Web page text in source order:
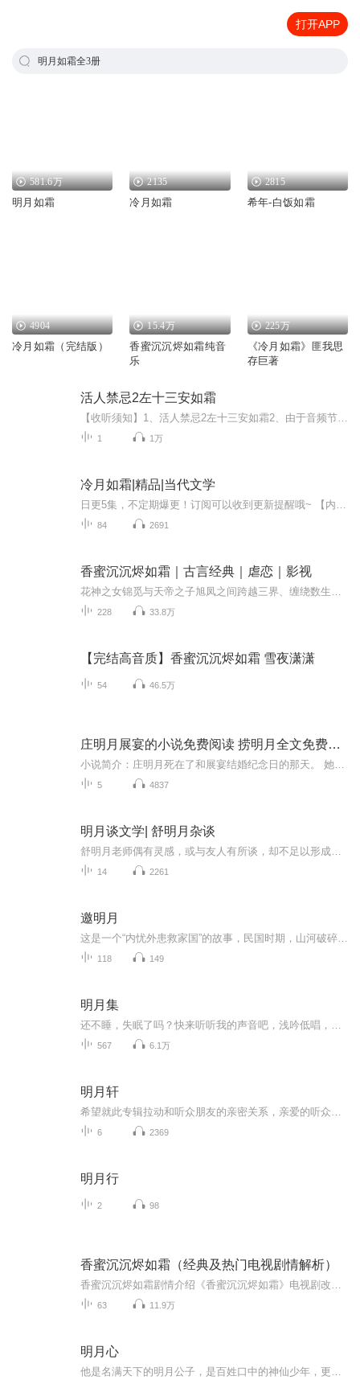
打开APP
明月如霜全3册
581.6万
明月如霜
2135
冷月如霜
2815
希年-白饭如霜
4904
冷月如霜（完结版）
15.4万
香蜜沉沉烬如霜纯音
乐
225万
《冷月如霜》匪我思
存巨著
活人禁忌2左十三安如霜
1 1万
冷月如霜|精品|当代文学
84 2691
香蜜沉沉烬如霜｜古言经典｜虐恋｜影视
228 33.8万
【完结高音质】香蜜沉沉烬如霜 雪夜潇潇
54 46.5万
庄明月展宴的小说免费阅读 捞明月全文免费阅读
5 4837
明月谈文学| 舒明月杂谈
14 2261
邀明月
118 149
明月集
567 6.1万
明月轩
6 2369
明月行
2 98
香蜜沉沉烬如霜（经典及热门电视剧情解析）
63 11.9万
明月心